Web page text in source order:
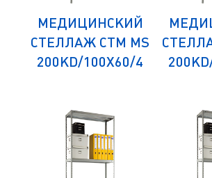
МЕДИЦИНСКИЙ
СТЕЛЛАЖ СТМ MS
200KD/100Х60/4